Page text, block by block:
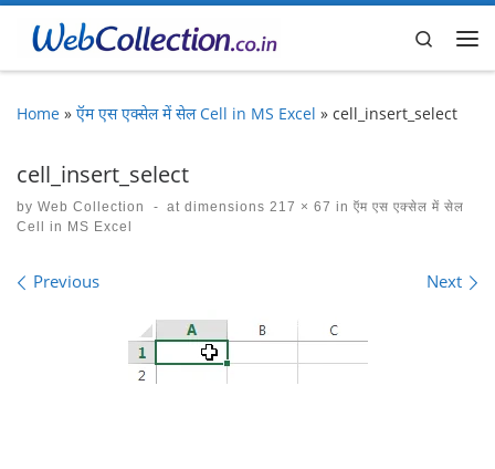
Skip to content
Search
Home » ऍम एस एक्सेल में सेल Cell in MS Excel » cell_insert_select
cell_insert_select
by Web Collection - at dimensions 217 × 67 in ऍम एस एक्सेल में सेल
Cell in MS Excel
Images navigation
Previous Next